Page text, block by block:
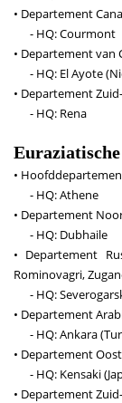
• Departement
- HQ: Courmont
• Departement van
- HQ: El Ayote
• Departement
- HQ: Rena
•
- HQ: Athene
• Departement
- HQ: Dubhaile
• Departement
Rominovagri,
- HQ:
• Departement
- HQ: Ankara
• Departement
- HQ: Kensaki
• Departement